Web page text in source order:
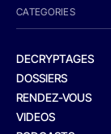
CATEGORIES
DECRYPTAGES
DOSSIERS
RENDEZ-VOUS
VIDEOS